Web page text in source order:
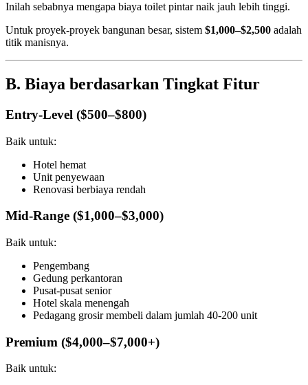
Inilah sebabnya mengapa biaya toilet pintar naik jauh lebih tinggi.
Untuk proyek-proyek bangunan besar, sistem $1,000–$2,500 adalah
titik manisnya.
B. Biaya berdasarkan Tingkat Fitur
Entry-Level ($500–$800)
Baik untuk:
Hotel hemat
Unit penyewaan
Renovasi berbiaya rendah
Mid-Range ($1,000–$3,000)
Baik untuk:
Pengembang
Gedung perkantoran
Pusat-pusat senior
Hotel skala menengah
Pedagang grosir membeli dalam jumlah 40-200 unit
Premium ($4,000–$7,000+)
Baik untuk: